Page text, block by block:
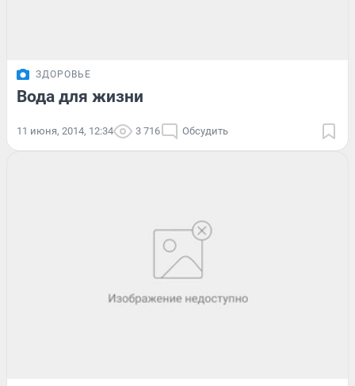
ЗДОРОВЬЕ
Вода для жизни
11 июня, 2014, 12:34 3 716 Обсудить